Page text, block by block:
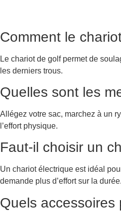
Comment le
Le chariot de golf permet de
les derniers trous.
Quelles sont les
Allégez votre sac, marchez à un
l’effort physique.
Faut-il choisir un
Un chariot électrique est idéal
demande plus d’effort sur la durée.
Quels